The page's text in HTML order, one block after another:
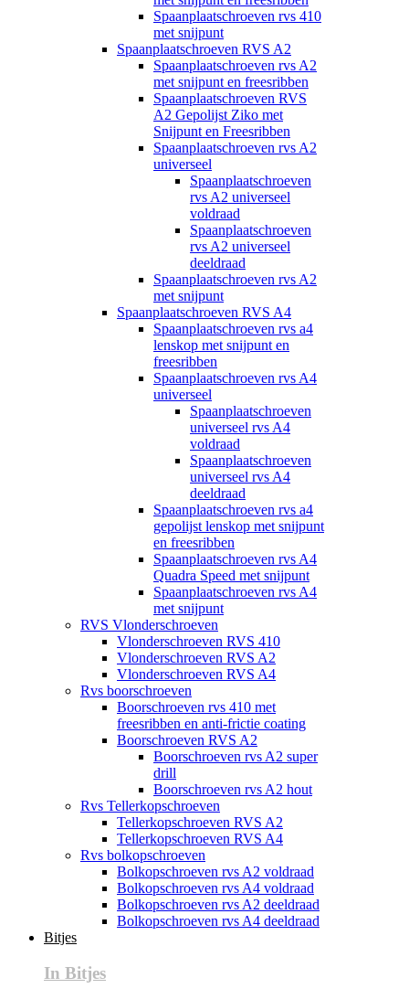
Spaanplaatschroeven rvs 410
met snijpunt
Spaanplaatschroeven RVS A2
Spaanplaatschroeven rvs A2
met snijpunt en freesribben
Spaanplaatschroeven RVS
A2 Gepolijst Ziko met
Snijpunt en Freesribben
Spaanplaatschroeven rvs A2
universeel
Spaanplaatschroeven
rvs A2 universeel
voldraad
Spaanplaatschroeven
rvs A2 universeel
deeldraad
Spaanplaatschroeven rvs A2
met snijpunt
Spaanplaatschroeven RVS A4
Spaanplaatschroeven rvs a4
lenskop met snijpunt en
freesribben
Spaanplaatschroeven rvs A4
universeel
Spaanplaatschroeven
universeel rvs A4
voldraad
Spaanplaatschroeven
universeel rvs A4
deeldraad
Spaanplaatschroeven rvs a4
gepolijst lenskop met snijpunt
en freesribben
Spaanplaatschroeven rvs A4
Quadra Speed met snijpunt
Spaanplaatschroeven rvs A4
met snijpunt
RVS Vlonderschroeven
Vlonderschroeven RVS 410
Vlonderschroeven RVS A2
Vlonderschroeven RVS A4
Rvs boorschroeven
Boorschroeven rvs 410 met
freesribben en anti-frictie coating
Boorschroeven RVS A2
Boorschroeven rvs A2 super
drill
Boorschroeven rvs A2 hout
Rvs Tellerkopschroeven
Tellerkopschroeven RVS A2
Tellerkopschroeven RVS A4
Rvs bolkopschroeven
Bolkopschroeven rvs A2 voldraad
Bolkopschroeven rvs A4 voldraad
Bolkopschroeven rvs A2 deeldraad
Bolkopschroeven rvs A4 deeldraad
Bitjes
In Bitjes